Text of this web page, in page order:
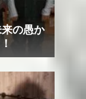
の愚か